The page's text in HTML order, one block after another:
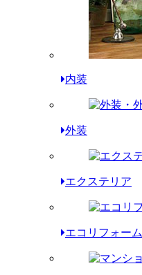
内装
外装
エクステリア
エコリフォーム